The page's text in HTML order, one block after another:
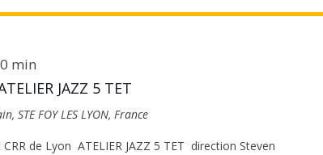
JAZZ 5 TET
min
STE FOY LES LYON, France
de Lyon ATELIER JAZZ 5 TET direction Steven